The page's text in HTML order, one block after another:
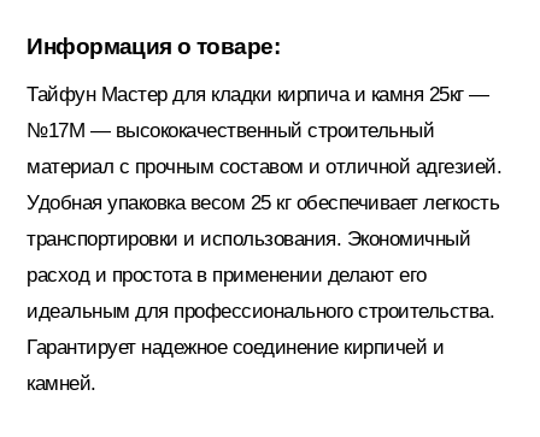
Декоративные штукатурки (готовые)
Картон; Плёнки; Мешки для
строительного мусора
Краски; Грунтовки; Пропитки
Крепеж; Метизы
Информация о товаре:
Тайфун Мастер для кладки кирпича и камня 25кг —
№17М — высококачественный строительный
материал с прочным составом и отличной адгезией.
Удобная упаковка весом 25 кг обеспечивает легкость
транспортировки и использования. Экономичный
расход и простота в применении делают его
идеальным для профессионального строительства.
Гарантирует надежное соединение кирпичей и
камней.